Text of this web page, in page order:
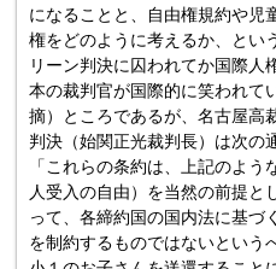
になることと、自由権規約や児
権をどのように考えるか、とい
リーン判決に囚われてか国際人
本の裁判官が国際的に笑われて
摘）ところであるが、名古屋高
判決（始関正光裁判長）は次の
「これらの条約は、上記のよ
人受入の自由）を当然の前提と
って、各締約国の国内法に基づ
を制約するものではないという